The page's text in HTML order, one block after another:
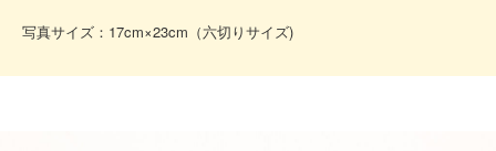
写真サイズ：17cm×23cm（六切りサイズ)